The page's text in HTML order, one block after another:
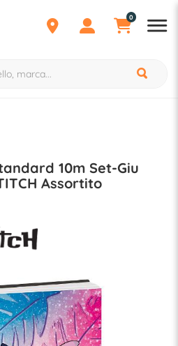
0
10m Set-Giu
Assortito